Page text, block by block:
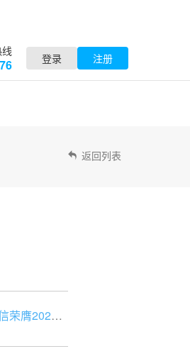
登录 注册
返回列表
七项出海第一，环信荣膺2023鲸鸣奖年度优秀出海服务商